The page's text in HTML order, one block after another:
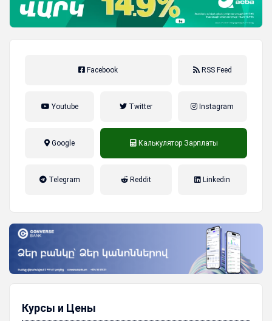
Facebook RSS Feed
Youtube Twitter Instagram
Google Калькулятор Зарплаты
Telegram Reddit Linkedin
Курсы и Цены